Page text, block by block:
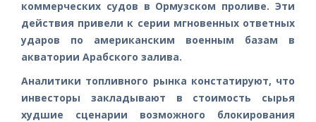
коммерческих судов в Ормузском проливе. Эти
действия привели к серии мгновенных ответных
ударов по американским военным базам в
акватории Арабского залива.
Аналитики топливного рынка констатируют, что
инвесторы закладывают в стоимость сырья
худшие сценарии возможного блокирования